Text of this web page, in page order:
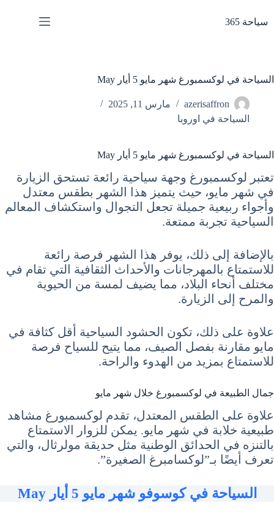
المحتوى
سياحة 365
السياحة في لوكسمبورغ شهر مايو 5 أيار May
azerisaffron
مارس 11, 2025
السياحة في اوروبا
السياحة في لوكسمبورغ شهر مايو 5 أيار May
تعتبر لوكسمبورغ وجهة سياحية رائعة تستحق الزيارة
في شهر مايو، حيث يتميز هذا الشهر بطقس معتدل
وأجواء ربيعية جميلة تجعل التجوال واستكشاف المعالم
السياحية تجربة ممتعة.
بالإضافة إلى ذلك، يوفر هذا الشهر فرصة رائعة
للاستمتاع بالمهرجانات والأحداث الثقافية التي تقام في
مختلف أنحاء البلاد، مما يضيف لمسة من الحيوية
والمرح إلى الزيارة.
علاوة على ذلك، تكون الحشود السياحية أقل كثافة في
مايو مقارنة بفصل الصيف، مما يتيح للسياح فرصة
للاستمتاع بمزيد من الهدوء والراحة.
جمال الطبيعة في لوكسمبورغ خلال شهر مايو
علاوة على الطقس المعتدل، تقدم لوكسمبورغ مشاهد
طبيعية خلابة في شهر مايو. يمكن للزوار الاستمتاع
بالتنزه في الحدائق الوطنية مثل حديقة مولرثال، والتي
تعرف أيضًا بـ”لوكسامبرغ الصغيرة”.
السياحة في كوسوفو شهر مايو 5 أيار May